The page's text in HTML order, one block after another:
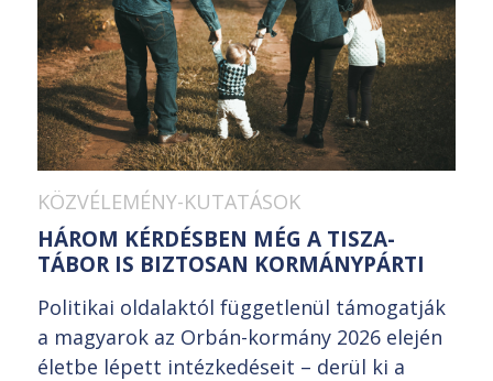
KÖZVÉLEMÉNY-KUTATÁSOK
HÁROM KÉRDÉSBEN MÉG A TISZA-
TÁBOR IS BIZTOSAN KORMÁNYPÁRTI
Politikai oldalaktól függetlenül támogatják
a magyarok az Orbán-kormány 2026 elején
életbe lépett intézkedéseit – derül ki a